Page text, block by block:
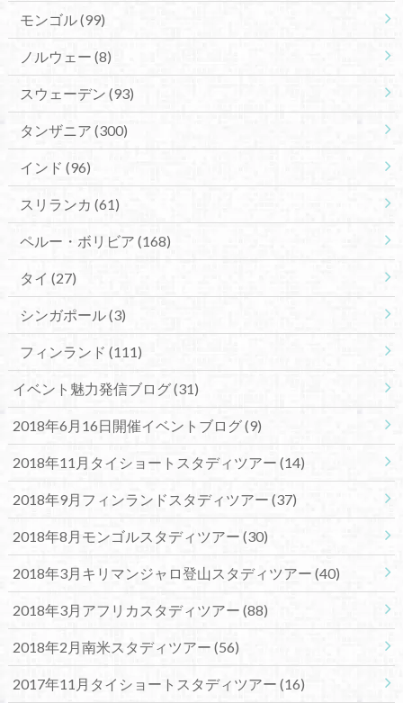
モンゴル(99)
ノルウェー (8)
スウェーデン (93)
タンザニア (300)
インド (96)
スリランカ (61)
ペルー・ボリビア (168)
タイ (27)
シンガポール(3)
フィンランド (111)
イベント魅力発信ブログ(31)
2018年6月16日開催イベントブログ(9)
2018年11月タイショートスタディツアー (14)
2018年9月フィンランドスタディツアー (37)
2018年8月モンゴルスタディツアー (30)
2018年3月キリマンジャロ登山スタディツアー (40)
2018年3月アフリカスタディツアー (88)
2018年2月南米スタディツアー (56)
2017年11月タイショートスタディツアー (16)